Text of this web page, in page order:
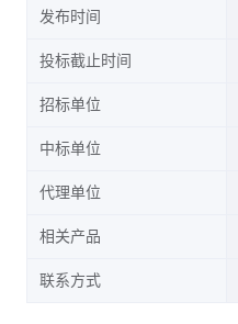
发布时间
投标截止时间
招标单位
中标单位
代理单位
相关产品
联系方式